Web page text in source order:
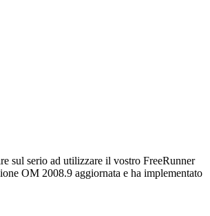
sul serio ad utilizzare il vostro FreeRunner
OM 2008.9 aggiornata e ha implementato